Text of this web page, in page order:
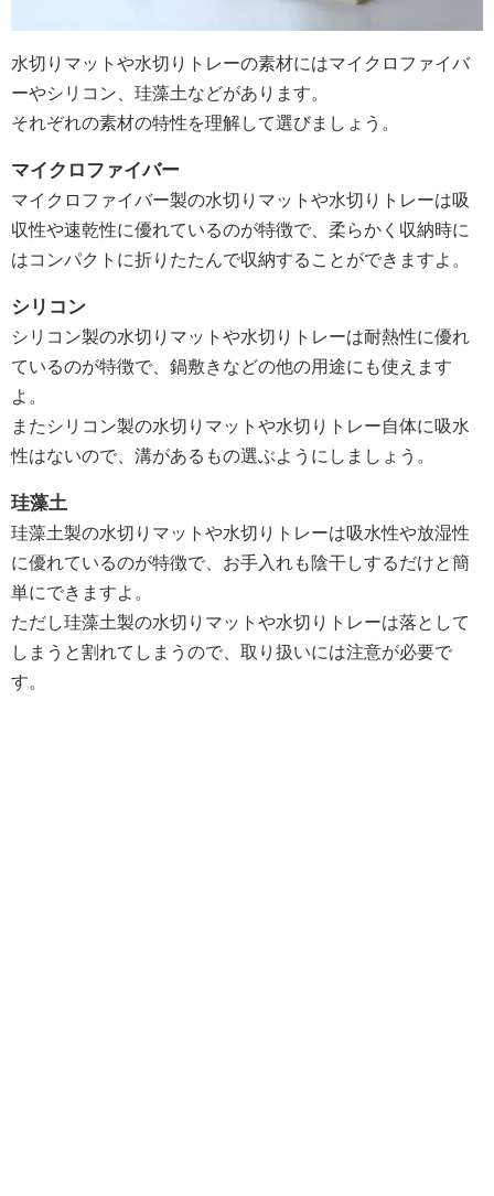
水切りマットや水切りトレーの素材にはマイクロファイバ
ーやシリコン、珪藻土などがあります。
それぞれの素材の特性を理解して選びましょう。
マイクロファイバー
マイクロファイバー製の水切りマットや水切りトレーは吸
収性や速乾性に優れているのが特徴で、柔らかく収納時に
はコンパクトに折りたたんで収納することができますよ。
シリコン
シリコン製の水切りマットや水切りトレーは耐熱性に優れ
ているのが特徴で、鍋敷きなどの他の用途にも使えます
よ。
またシリコン製の水切りマットや水切りトレー自体に吸水
性はないので、溝があるもの選ぶようにしましょう。
珪藻土
珪藻土製の水切りマットや水切りトレーは吸水性や放湿性
に優れているのが特徴で、お手入れも陰干しするだけと簡
単にできますよ。
ただし珪藻土製の水切りマットや水切りトレーは落として
しまうと割れてしまうので、取り扱いには注意が必要で
す。